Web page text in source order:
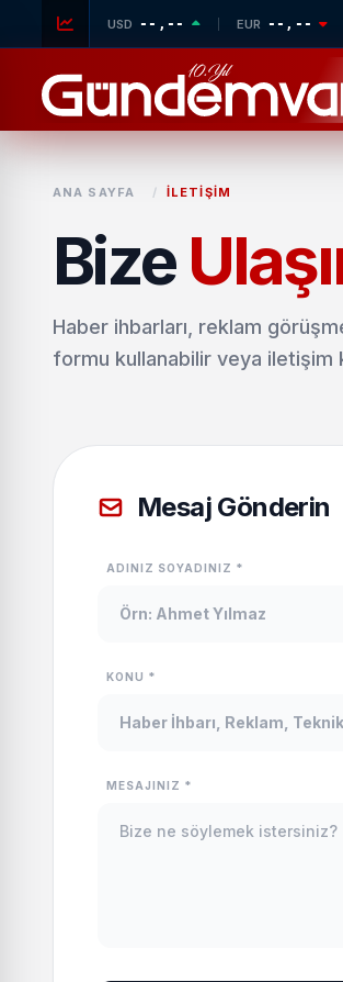
USD --,-- EUR --,--
ANA SAYFA / İLETIŞIM
Bize
Haber ihbarları, reklam
formu kullanabilir veya iletişim
Mesaj Gönderin
ADINIZ SOYADINIZ *
KONU *
MESAJINIZ *